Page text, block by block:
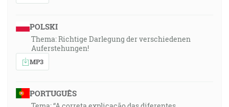
POLSKI
Thema: Richtige Darlegung der verschiedenen
Auferstehungen!
MP3
PORTUGUÊS